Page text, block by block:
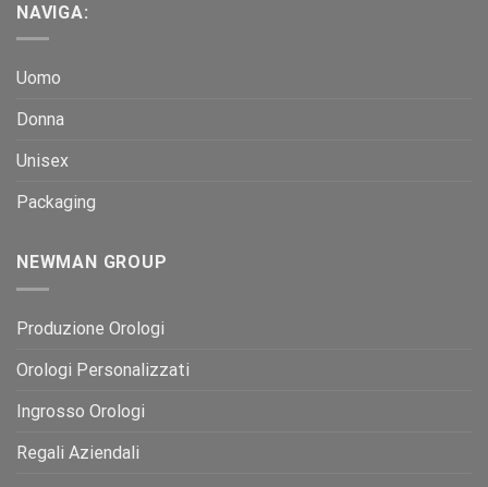
NAVIGA:
Uomo
Donna
Unisex
Packaging
NEWMAN GROUP
Produzione Orologi
Orologi Personalizzati
Ingrosso Orologi
Regali Aziendali